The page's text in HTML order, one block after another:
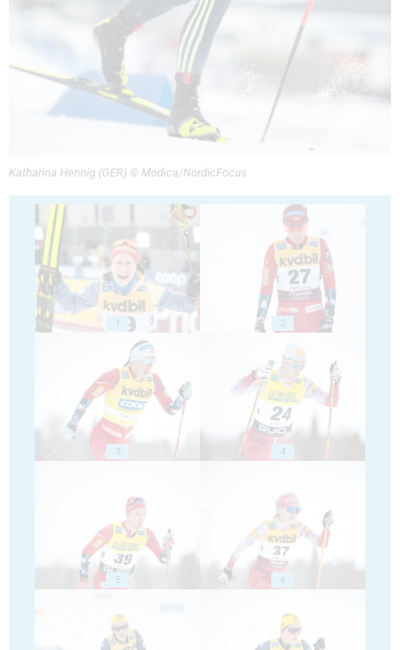
Katharina Hennig (GER) © Modica/NordicFocus
1 2
3 4
5 6